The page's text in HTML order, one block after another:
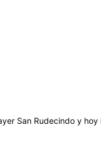
San Rudecindo y